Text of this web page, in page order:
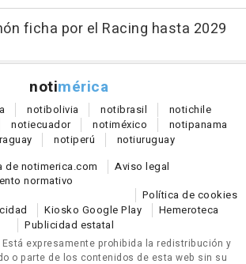
ficha por el Racing hasta 2029
notimérica
notibolivia notibrasil notichile
notiecuador notiméxico notipanama
notiperú notiuruguay
de notimerica.com
Aviso legal
normativo
Política de cookies
Kiosko Google Play
Hemeroteca
Publicidad estatal
Está expresamente prohibida la redistribución y
o parte de los contenidos de esta web sin su